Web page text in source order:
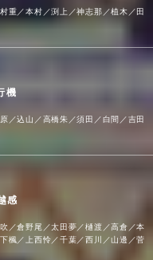
重／本村／渕上／神志那／植木／田
機
／込山／高橋朱／須田／白間／吉田
感
／倉野尾／太田夢／樋渡／高倉／本
楓／上西怜／千葉／西川／山邊／菅